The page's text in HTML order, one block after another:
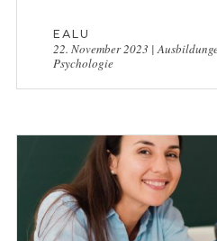
EALU
22. November 2023 |
Psychologie